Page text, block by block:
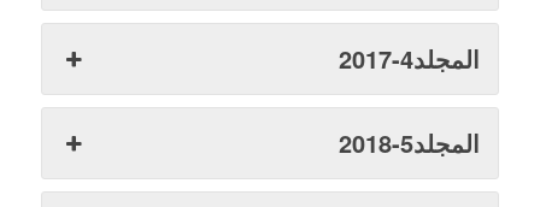
المجلد4-2017
المجلد5-2018